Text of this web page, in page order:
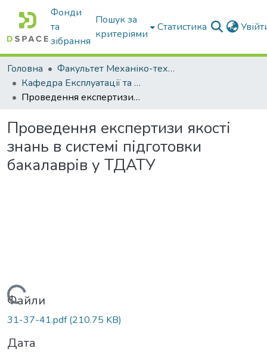
Фонди
та
зібрання
Пошук за
критеріями
Статистика
Головна
Факультет Механіко-технологічний
Кафедра Експлуатації та технічного сервісу машин
Проведення експертизи якості знань в системі підготовки бакалаврів у ТДАТУ
Проведення експертизи якості
знань в системі підготовки
бакалаврів у ТДАТУ
Вантажиться...
Файли
31-37-41.pdf(210.75 KB)
Дата